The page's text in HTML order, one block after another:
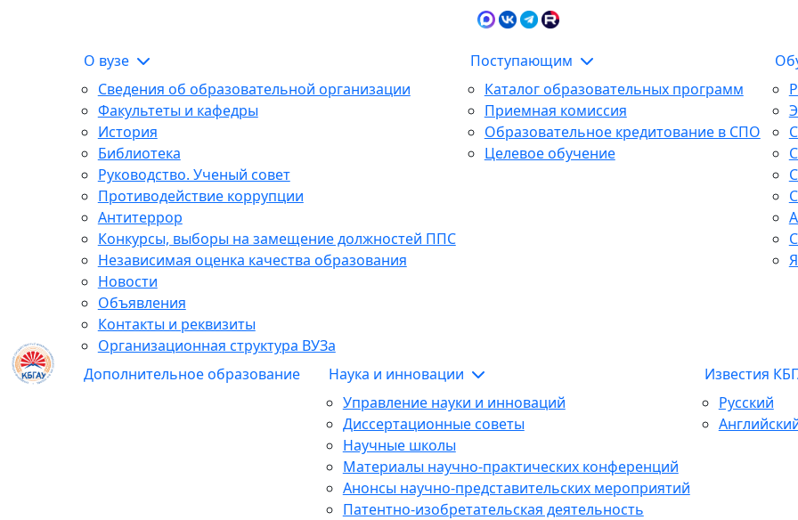
О вузе
Сведения об образовательной организации
Факультеты и кафедры
История
Библиотека
Руководство. Ученый совет
Противодействие коррупции
Антитеррор
Конкурсы, выборы на замещение должностей ППС
Независимая оценка качества образования
Новости
Объявления
Контакты и реквизиты
Организационная структура ВУЗа
Поступающим
Каталог образовательных программ
Приемная комиссия
Образовательное кредитование в СПО
Целевое обучение
Дополнительное образование
Наука и инновации
Управление науки и инноваций
Диссертационные советы
Научные школы
Материалы научно-практических конференций
Анонсы научно-представительских мероприятий
Патентно-изобретательская деятельность
Известия
Русский